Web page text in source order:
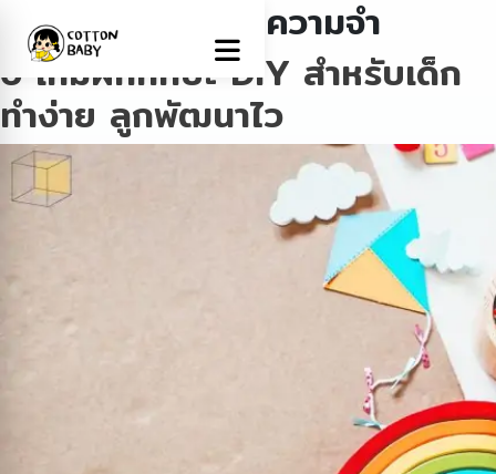
Tag:เกมฝึกทักษะความจำ
6 เกมฝึกทักษะ DIY สำหรับเด็ก
ทำง่าย ลูกพัฒนาไว